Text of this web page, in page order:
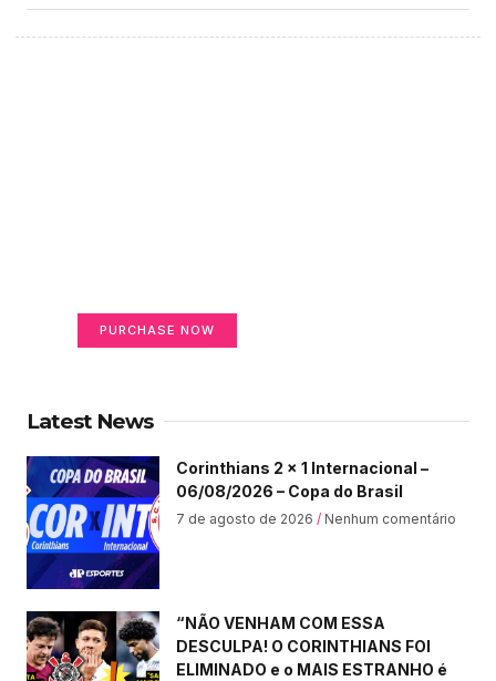
PURCHASE NOW
Latest News
Corinthians 2 x 1 Internacional –
06/08/2026 – Copa do Brasil
7 de agosto de 2026 Nenhum comentário
“NÃO VENHAM COM ESSA
DESCULPA! O CORINTHIANS FOI
ELIMINADO e o MAIS ESTRANHO é